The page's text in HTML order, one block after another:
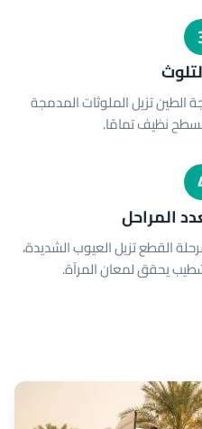
الطين تزيل الملوثات المدمجة
نظيف تمامًا.
المراحل
القطع تزيل العيوب الشديدة،
يحقق لمعان المرآة.